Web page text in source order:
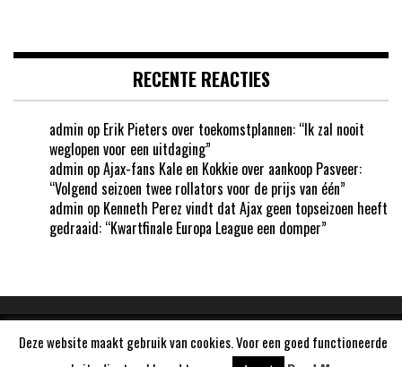
RECENTE REACTIES
admin op Erik Pieters over toekomstplannen: “Ik zal nooit
weglopen voor een uitdaging”
admin opAjax-fans Kale en Kokkie over aankoop Pasveer:
“Volgend seizoen twee rollators voor de prijs van één”
admin op Kenneth Perez vindt dat Ajax geen topseizoen heeft
gedraaid: “Kwartfinale Europa League een domper”
Aangedreven doorWordPress
Deze website maakt gebruik van cookies. Voor een goed functioneerde